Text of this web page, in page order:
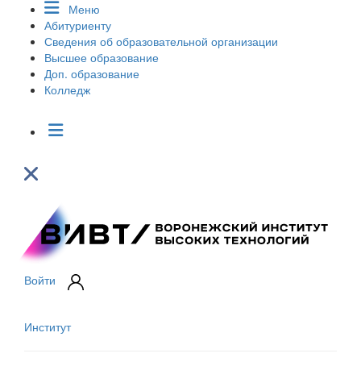
Меню
Абитуриенту
Сведения об образовательной организации
Высшее образование
Доп. образование
Колледж
Войти
Институт